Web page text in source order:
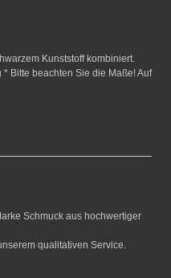
Kunststoff kombiniert.
* Bitte beachten Sie die Maße! Auf
Schmuck aus hochwertiger
qualitativen Service.